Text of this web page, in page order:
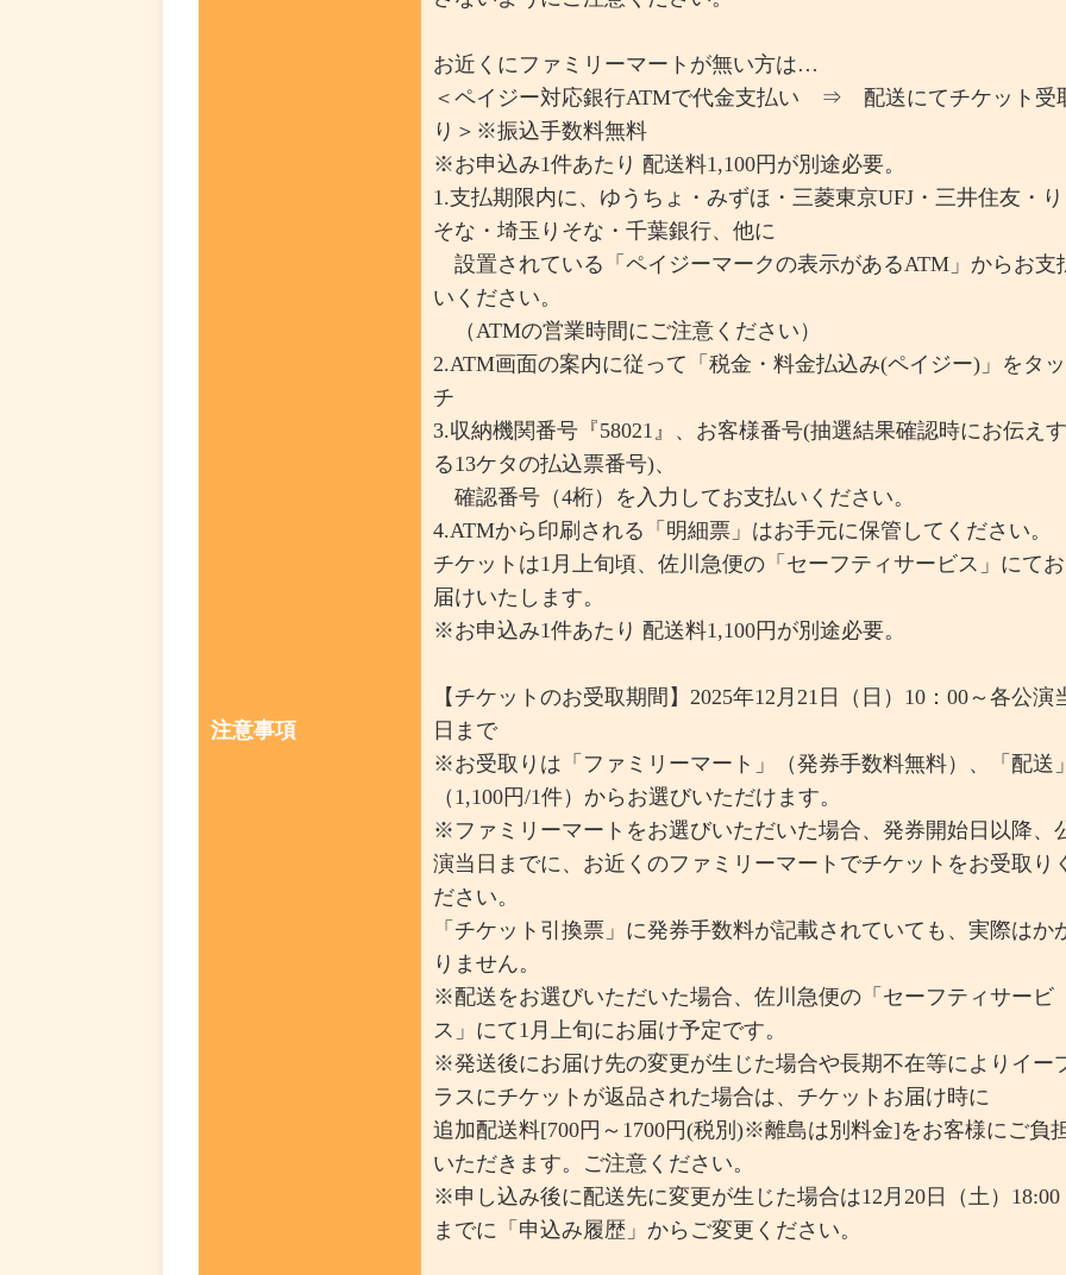
注意事項
お近くにファミリーマートが無い方は…
＜ペイジー対応銀行ATMで代金支払い ⇒ 配送にてチケット受
り＞※振込手数料無料
※お申込み1件あたり 配送料1,100円が別途必要。
1.支払期限内に、ゆうちょ・みずほ・三菱東京UFJ・三井住友・り
そな・埼玉りそな・千葉銀行、他に
設置されている「ペイジーマークの表示があるATM」からお支
いください。
（ATMの営業時間にご注意ください）
2.ATM画面の案内に従って「税金・料金払込み(ペイジー)」をタッ
チ
3.収納機関番号『58021』、お客様番号(抽選結果確認時にお伝えす
る13ケタの払込票番号)、
確認番号（4桁）を入力してお支払いください。
4.ATMから印刷される「明細票」はお手元に保管してください。
チケットは1月上旬頃、佐川急便の「セーフティサービス」にてお
届けいたします。
※お申込み1件あたり 配送料1,100円が別途必要。
【チケットのお受取期間】2025年12月21日（日）10：00～各公演
日まで
※お受取りは「ファミリーマート」（発券手数料無料）、「配送
（1,100円/1件）からお選びいただけます。
※ファミリーマートをお選びいただいた場合、発券開始日以降、
演当日までに、お近くのファミリーマートでチケットをお受取り
ださい。
「チケット引換票」に発券手数料が記載されていても、実際はか
りません。
※配送をお選びいただいた場合、佐川急便の「セーフティサービ
ス」にて1月上旬にお届け予定です。
※発送後にお届け先の変更が生じた場合や長期不在等によりイー
ラスにチケットが返品された場合は、チケットお届け時に
追加配送料[700円～1700円(税別)※離島は別料金]をお客様にご負
いただきます。ご注意ください。
※申し込み後に配送先に変更が生じた場合は12月20日（土）18:00
までに「申込み履歴」からご変更ください。